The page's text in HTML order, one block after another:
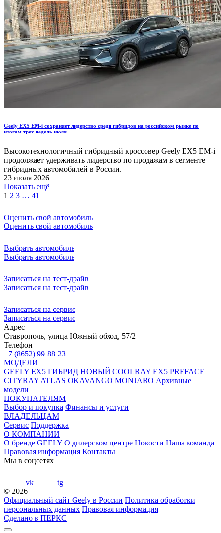
Geely EX5 EM-i сохраняет лидерство среди гибридов на российском рынке по
итогам трех недель июля
Высокотехнологичный гибридный кроссовер Geely EX5 EM-i
продолжает удерживать лидерство по продажам в сегменте
гибридных автомобилей в России.
23 июля 2026
Показать ещё
1 2 3 … 41
Оценить свой автомобиль
Оценить свой автомобиль
Выбрать автомобиль
Выбрать автомобиль
Записаться на тест-драйв
Записаться на тест-драйв
Записаться на сервис
Записаться на сервис
Адрес
Ставрополь, улица Южный обход, 57/2
Телефон
+7 (8652) 99-88-23
МОДЕЛИ
GEELY EX5 ГИБРИД НОВЫЙ COOLRAY EX5 PREFACE
CITYRAY ATLAS OKAVANGO MONJARO Архивные
модели
ПОКУПАТЕЛЯМ
Выбор и покупка Финансы и услуги
ВЛАДЕЛЬЦАМ
Сервис Поддержка
О КОМПАНИИ
О бренде GEELY О дилерском центре Новости Наша команда
Правовая информация Контакты
Мы в соцсетях
vk
tg
© 2026
Официальный сайт Geely в России Политика обработки
персональных данных Правовая информация
Сделано в ПЕРКС